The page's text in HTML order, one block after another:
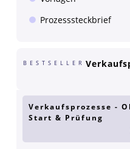
Prozesssteckbrief
BESTSELLER
Verkaufsprozesse -
Start & Prüfung